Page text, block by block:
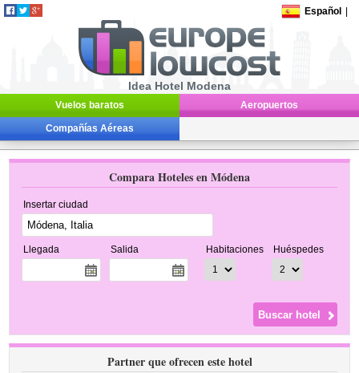
Español
Idea Hotel Modena
Vuelos baratos Aeropuertos
Compañías Aéreas
Compara Hoteles en Módena
Insertar ciudad
Llegada Salida Habitaciones Huéspedes
Partner que ofrecen este hotel